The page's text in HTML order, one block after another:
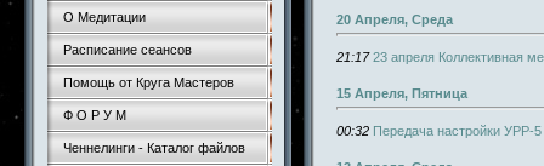
О Медитации
Расписание сеансов
Помощь от Круга Мастеров
Ф О Р У М
Ченнелинги - Каталог файлов
20 Апреля, Среда
21:17 23 апреля Коллективная
15 Апреля, Пятница
00:32 Передача настройки УРР-